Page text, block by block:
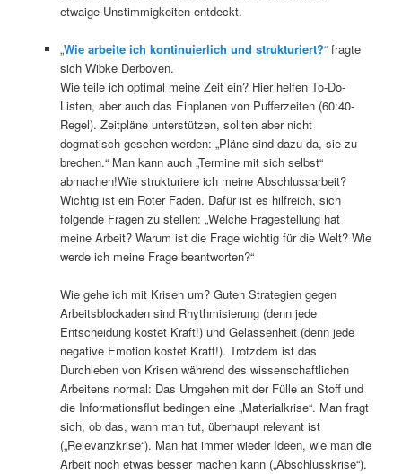
etwaige Unstimmigkeiten entdeckt.
„Wie arbeite ich kontinuierlich und strukturiert?“ fragte
sich Wibke Derboven.
Wie teile ich optimal meine Zeit ein? Hier helfen To-Do-
Listen, aber auch das Einplanen von Pufferzeiten (60:40-
Regel). Zeitpläne unterstützen, sollten aber nicht
dogmatisch gesehen werden: „Pläne sind dazu da, sie zu
brechen.“ Man kann auch „Termine mit sich selbst“
abmachen!Wie strukturiere ich meine Abschlussarbeit?
Wichtig ist ein Roter Faden. Dafür ist es hilfreich, sich
folgende Fragen zu stellen: „Welche Fragestellung hat
meine Arbeit? Warum ist die Frage wichtig für die Welt? Wie
werde ich meine Frage beantworten?“
Wie gehe ich mit Krisen um? Guten Strategien gegen
Arbeitsblockaden sind Rhythmisierung (denn jede
Entscheidung kostet Kraft!) und Gelassenheit (denn jede
negative Emotion kostet Kraft!). Trotzdem ist das
Durchleben von Krisen während des wissenschaftlichen
Arbeitens normal: Das Umgehen mit der Fülle an Stoff und
die Informationsflut bedingen eine „Materialkrise“. Man fragt
sich, ob das, wann man tut, überhaupt relevant ist
(„Relevanzkrise“). Man hat immer wieder Ideen, wie man die
Arbeit noch etwas besser machen kann („Abschlusskrise“).